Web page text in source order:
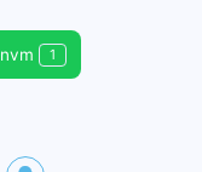
nvm 1